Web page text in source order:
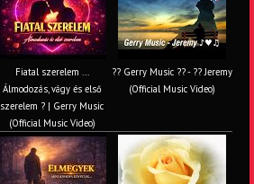
Fiatal szerelem ...
Álmodozás, vágy és első
szerelem ? | Gerry Music
(Official Music Video)
?? Gerry Music ?? - ?? Jeremy
(Official Music Video)